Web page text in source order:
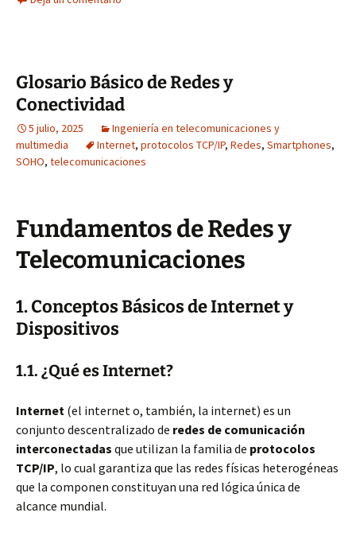
Glosario Básico de Redes y
Conectividad
5 julio, 2025
Ingeniería en telecomunicaciones y
multimedia
Internet, protocolos TCP/IP, Redes, Smartphones,
SOHO, telecomunicaciones
Fundamentos de Redes y
Telecomunicaciones
1. Conceptos Básicos de Internet y
Dispositivos
1.1. ¿Qué es Internet?
Internet (el internet o, también, la internet) es un
conjunto descentralizado de redes de comunicación
interconectadas que utilizan la familia de protocolos
TCP/IP, lo cual garantiza que las redes físicas heterogéneas
que la componen constituyan una red lógica única de
alcance mundial.